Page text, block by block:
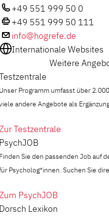
+49 551 999 50 0
+49 551 999 50 111
info@hogrefe.de
Internationale Websites
Weitere
Programm umfasst über
andere Angebote als
Testzentrale
Sie den passenden Job auf
Psycholog*innen. Suchen Sie
PsychJOB
Lexikon